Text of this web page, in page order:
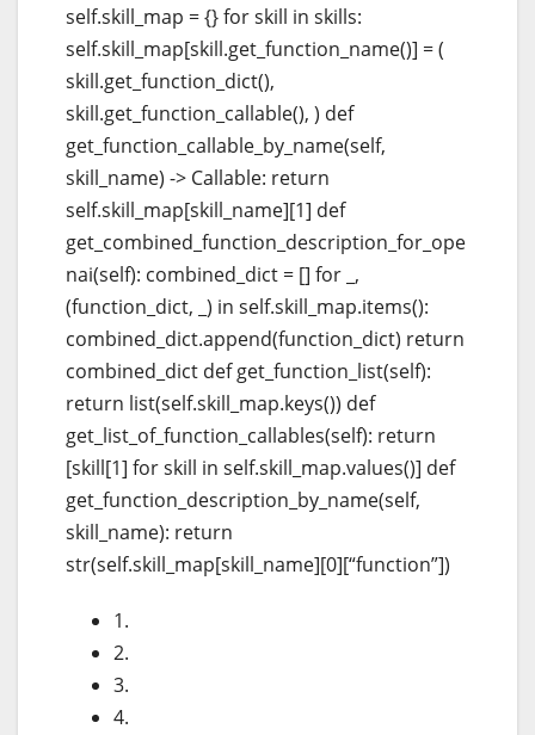
self.skill_map = {} for skill in skills:
self.skill_map[skill.get_function_name()] = (
skill.get_function_dict(),
skill.get_function_callable(), ) def
get_function_callable_by_name(self,
skill_name) -> Callable: return
self.skill_map[skill_name][1] def
get_combined_function_description_for_ope
nai(self): combined_dict = [] for _,
(function_dict, _) in self.skill_map.items():
combined_dict.append(function_dict) return
combined_dict def get_function_list(self):
return list(self.skill_map.keys()) def
get_list_of_function_callables(self): return
[skill[1] for skill in self.skill_map.values()] def
get_function_description_by_name(self,
skill_name): return
str(self.skill_map[skill_name][0][“function”])
1.
2.
3.
4.